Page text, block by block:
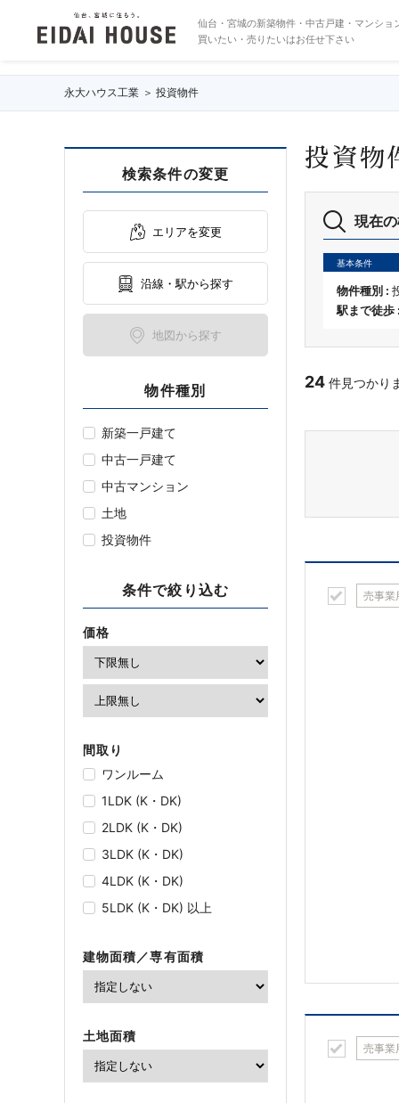
仙台・宮城の新築物件・中古戸建・マンショ
買いたい・売りたいはお任せ下さい
永大ハウス工業 投資物件
検索条件の変更
エリアを変更
沿線・駅から探す
地図から探す
物件種別
新築一戸建て
中古一戸建て
中古マンション
土地
投資物件
条件で絞り込む
価格
間取り
ワンルーム
1LDK (K・DK)
2LDK (K・DK)
3LDK (K・DK)
4LDK (K・DK)
5LDK (K・DK) 以上
建物面積／専有面積
土地面積
投資物
現在
基本条件
物件種別 :
駅まで徒歩
24 件見つかり
売事業
売事業